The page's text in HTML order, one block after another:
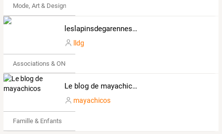
Mode, Art & Design
leslapinsdegarennessureure.over-blog.com
lldg
Associations & ONG
Le blog de mayachicos
mayachicos
Famille & Enfants